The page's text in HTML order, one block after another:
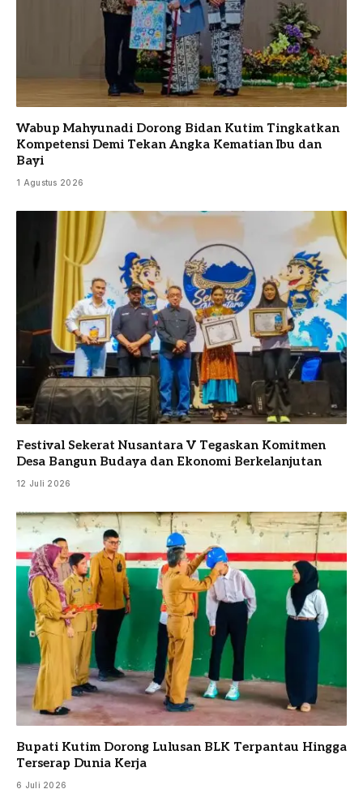
Wabup Mahyunadi Dorong Bidan Kutim Tingkatkan
Kompetensi Demi Tekan Angka Kematian Ibu dan
Bayi
1 Agustus 2026
Festival Sekerat Nusantara V Tegaskan Komitmen
Desa Bangun Budaya dan Ekonomi Berkelanjutan
12 Juli 2026
Bupati Kutim Dorong Lulusan BLK Terpantau Hingga
Terserap Dunia Kerja
6 Juli 2026